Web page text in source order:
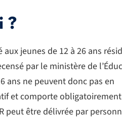
?
jeunes de 12 à 26 ans
par le ministère de
ans ne peuvent donc pas en
et comporte
peut être délivrée par